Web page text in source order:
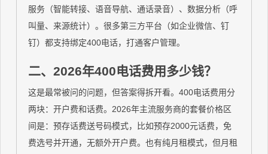
服务（智能转接、语音导航、通话录音）、数据分析（呼
叫量、来源统计）。很多第三方平台（如企业微信、钉
钉）都支持绑定400电话，打通客户管理。
二、2026年400电话费用多少钱？
这是最常被问的问题，但答案得拆开看。400电话费用分
两块：开户费和话费。2026年主流服务商的套餐价格区
间是：预存话费送号码模式，比如预存2000元话费，免
费选号并开通，无额外开户费。也有纯月租模式，但月租